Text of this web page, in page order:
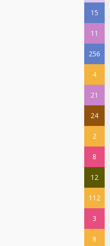
15
11
256
4
21
24
2
8
12
112
3
8